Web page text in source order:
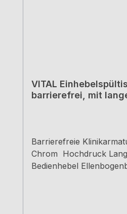
VITAL
barrierefrei, mit
Barrierefreie
Chrom Hochdruck
Bedienhebel